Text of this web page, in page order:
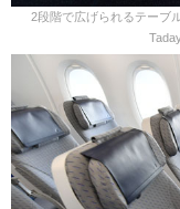
2段階で広げられるテーブ